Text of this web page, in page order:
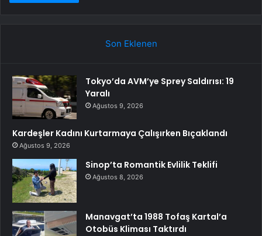
Son Eklenen
Tokyo’da AVM’ye Sprey Saldırısı: 19
Yaralı
Ağustos 9, 2026
Kardeşler Kadını Kurtarmaya Çalışırken Bıçaklandı
Ağustos 9, 2026
Sinop’ta Romantik Evlilik Teklifi
Ağustos 8, 2026
Manavgat’ta 1988 Tofaş Kartal’a
Otobüs Kliması Taktırdı